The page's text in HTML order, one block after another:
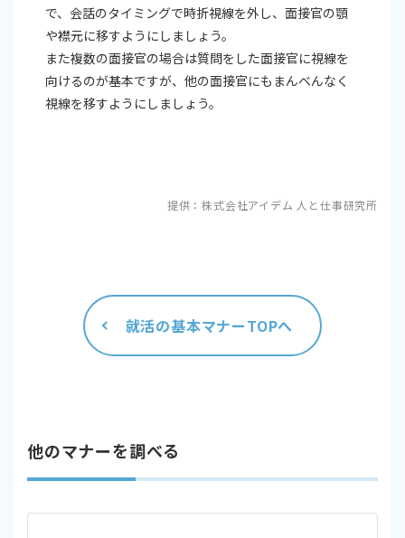
で、会話のタイミングで時折視線を外し、面接官の顎
や襟元に移すようにしましょう。
また複数の面接官の場合は質問をした面接官に視線を
向けるのが基本ですが、他の面接官にもまんべんなく
視線を移すようにしましょう。
提供：株式会社アイデム 人と仕事研究所
就活の基本マナーTOPへ
他のマナーを調べる